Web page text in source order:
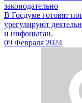
законодательно
В Госдуме готовят
урегулируют
и инфоцыган.
09 Февраля 2024